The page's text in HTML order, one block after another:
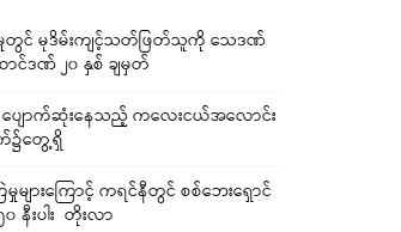
မှုတွင် မုဒိမ်းကျင့်သတ်ဖြတ်သူကို သေဒဏ်
င်ဒဏ် ၂၀ နှစ် ချမှတ်
ပျောက်ဆုံးနေသည့် ကလေးငယ်အလောင်း
၌တွေ့ရှိ
များကြောင့် ကရင်နီတွင် စစ်ဘေးရှောင်
နီးပါး တိုးလာ